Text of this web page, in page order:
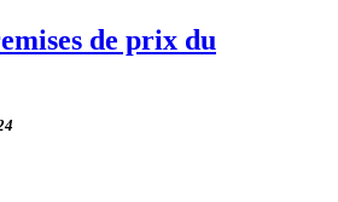
de prix du